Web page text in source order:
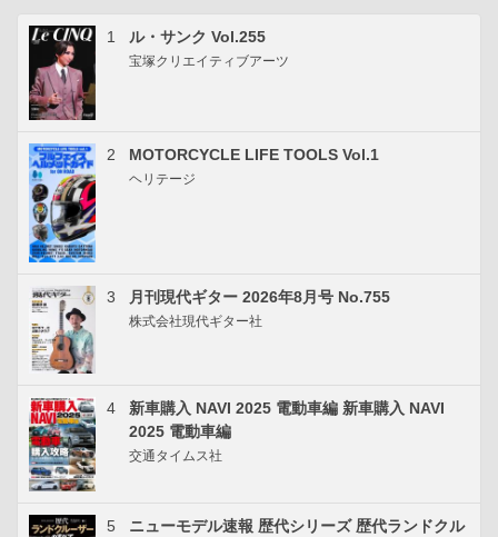
1 ル・サンク Vol.255
宝塚クリエイティブアーツ
2 MOTORCYCLE LIFE TOOLS Vol.1
ヘリテージ
3 月刊現代ギター 2026年8月号 No.755
株式会社現代ギター社
4
新車購入 NAVI 2025 電動車編 新車購入 NAVI
2025 電動車編
交通タイムス社
5
ニューモデル速報 歴代シリーズ 歴代ランドクル